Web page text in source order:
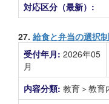
対応区分（最新）:
27. 給食と弁当の選択
受付年月: 2026年05
月
内容分類: 教育＞教育